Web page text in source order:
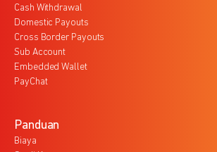
Cash Withdrawal
Domestic Payouts
Cross Border Payouts
Sub Account
Embedded Wallet
PayChat
Panduan
Biaya